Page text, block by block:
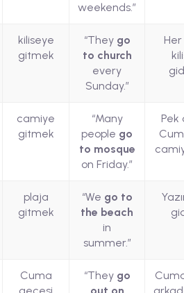
weekends.”
kiliseye
gitmek
“They go
to church
every
Sunday.”
camiye
gitmek
“Many
people go
to mosque
on Friday.”
Pek
plaja
gitmek
“We go to
the beach
in
summer.”
Cuma
“They go